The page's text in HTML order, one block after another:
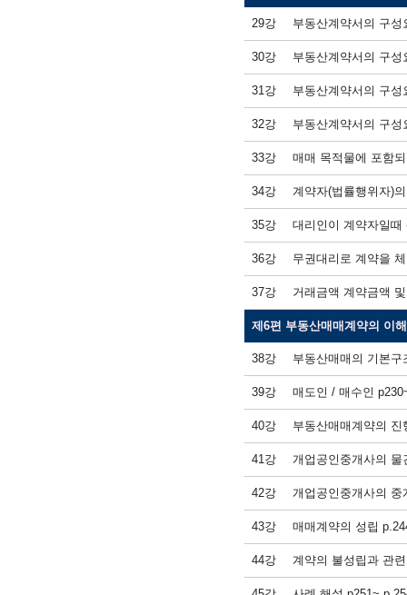
29강 부동산계약서의 구
30강 부동산계약서의 구
31강 부동산계약서의 구
32강 부동산계약서의 구
33강 매매 목적물에 포함
34강 계약자(법률행위자)
35강 대리인이 계약자일때
36강 무권대리로 계약을
37강 거래금액 계약금액
제6편 부동산매매계약의 이해
38강 부동산매매의 기본구
39강 매도인 / 매수인
40강 부동산매매계약의
41강 개업공인중개사의
42강 개업공인중개사의
43강 매매계약의 성립
44강 계약의 불성립과 관